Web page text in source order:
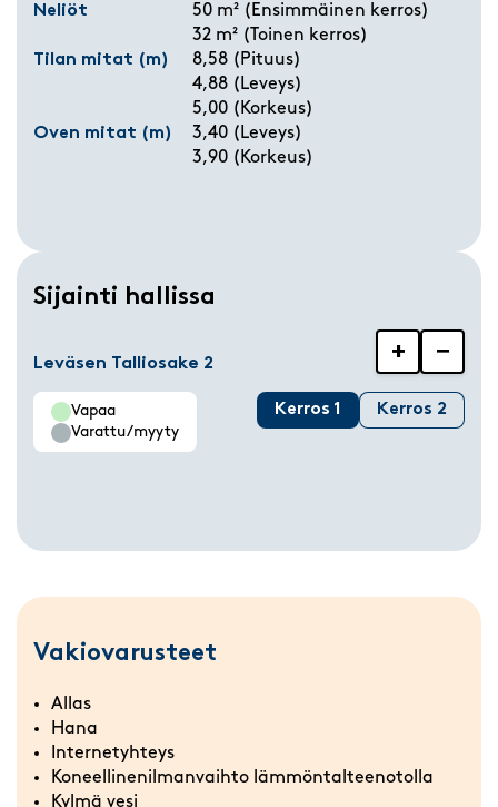
Neliöt
50 m² (Ensimmäinen kerros)
32 m² (Toinen kerros)
Tilan mitat (m)
8,58 (Pituus)
4,88 (Leveys)
5,00 (Korkeus)
Oven mitat (m)
3,40 (Leveys)
3,90 (Korkeus)
Sijainti hallissa
Leväsen Talliosake 2 + −
Vapaa
Varattu/myyty
Kerros 1 Kerros 2
Vakiovarusteet
Allas
Hana
Internetyhteys
Koneellinenilmanvaihto lämmöntalteenotolla
Kylmä vesi